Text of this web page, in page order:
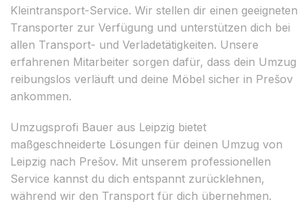
Kleintransport-Service. Wir stellen dir einen geeigneten
Transporter zur Verfügung und unterstützen dich bei
allen Transport- und Verladetätigkeiten. Unsere
erfahrenen Mitarbeiter sorgen dafür, dass dein Umzug
reibungslos verläuft und deine Möbel sicher in Prešov
ankommen.
Umzugsprofi Bauer aus Leipzig bietet
maßgeschneiderte Lösungen für deinen Umzug von
Leipzig nach Prešov. Mit unserem professionellen
Service kannst du dich entspannt zurücklehnen,
während wir den Transport für dich übernehmen.